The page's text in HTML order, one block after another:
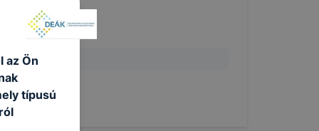
az Ön
típusú